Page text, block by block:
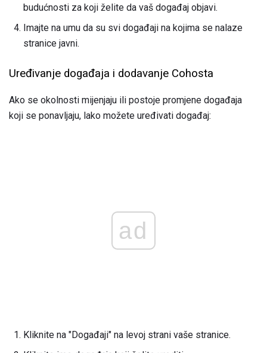
budućnosti za koji želite da vaš događaj objavi.
Imajte na umu da su svi događaji na kojima se nalaze
stranice javni.
Uređivanje događaja i dodavanje Cohosta
Ako se okolnosti mijenjaju ili postoje promjene događaja
koji se ponavljaju, lako možete uređivati ​​događaj:
ad
Kliknite na "Događaji" na levoj strani vaše stranice.